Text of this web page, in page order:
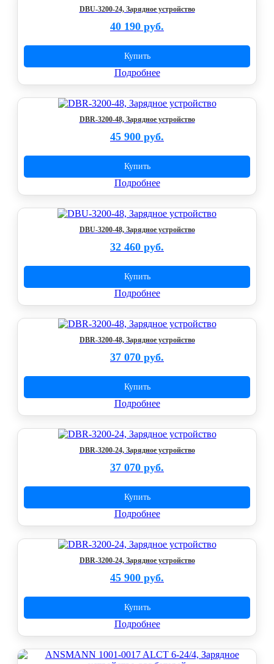
DBU-3200-24, Зарядное устройство
40 190 руб.
Купить
Подробнее
DBR-3200-48, Зарядное устройство
45 900 руб.
Купить
Подробнее
DBU-3200-48, Зарядное устройство
32 460 руб.
Купить
Подробнее
DBR-3200-48, Зарядное устройство
37 070 руб.
Купить
Подробнее
DBR-3200-24, Зарядное устройство
37 070 руб.
Купить
Подробнее
DBR-3200-24, Зарядное устройство
45 900 руб.
Купить
Подробнее